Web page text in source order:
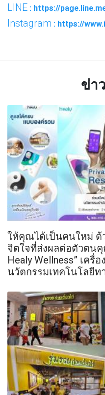
LINE : https://
Instagram : https://
ข่า
ให้คุณได้เป็นคนใหม่ ด้
จิตใจที่ส่งผลต่อตัวตน
Healy Wellness” เครื่
นวัตกรรมเทคโนโลยีท